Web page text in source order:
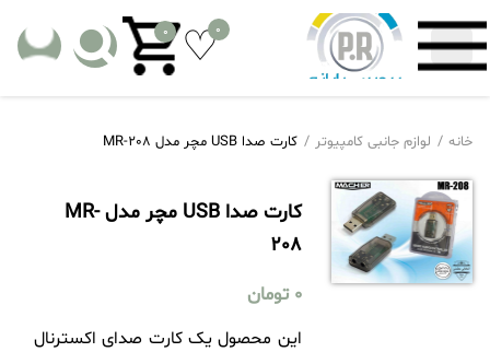
0
0
خانه لوازم جانبی کامپیوتر کارت صدا USB مچر مدل MR-208
کارت صدا USB مچر مدل MR-
208
0 تومان
این محصول یک کارت صدای اکسترنال